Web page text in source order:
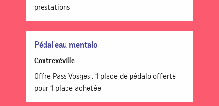
prestations
Pédal'eau mentalo
Contrexéville
Offre Pass Vosges : 1 place de pédalo offerte
pour 1 place achetée